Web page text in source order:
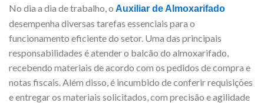
No dia a dia de trabalho, o Auxiliar de Almoxarifado
desempenha diversas tarefas essenciais para o
funcionamento eficiente do setor. Uma das principais
responsabilidades é atender o balcão do almoxarifado,
recebendo materiais de acordo com os pedidos de compra e
notas fiscais. Além disso, é incumbido de conferir requisições
e entregar os materiais solicitados, com precisão e agilidade